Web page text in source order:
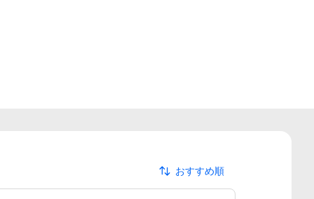
おすすめ順